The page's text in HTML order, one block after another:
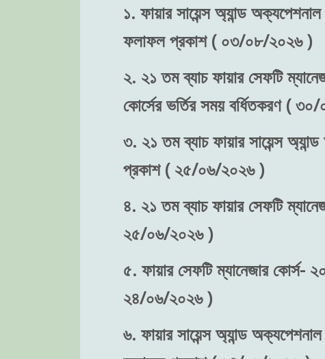
১. ফায়ার সায়েন্স অ্যান্ড
ফলাফল প্রকাশ ( ০৩/০৮/২০২৬ )
২. ২১ তম ব্যাচ ফায়ার সেফটি
কোর্সের ভর্তির সময় বর্ধিতকরণ (
৩. ২১ তম ব্যাচ ফায়ার সায়েন্স
প্রকাশ ( ২৫/০৬/২০২৬ )
৪. ২১ তম ব্যাচ ফায়ার সেফটি
২৫/০৬/২০২৬ )
৫. ফায়ার সেফটি ম্যানেজার কোর্স-
২৪/০৬/২০২৬ )
৬. ফায়ার সায়েন্স অ্যান্ড